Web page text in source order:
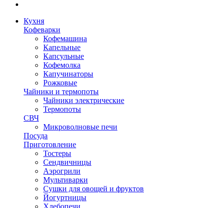
Кухня
Кофеварки
Кофемашина
Капельные
Капсульные
Кофемолка
Капучинаторы
Рожковые
Чайники и термопоты
Чайники электрические
Термопоты
СВЧ
Микроволновые печи
Посуда
Приготовление
Тостеры
Сендвичницы
Аэрогрили
Мультиварки
Сушки для овощей и фруктов
Йогуртницы
Хлебопечи